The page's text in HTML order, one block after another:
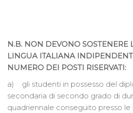
N.B. NON DEVONO SOSTENERE
LINGUA ITALIANA
NUMERO DEI POSTI RISERVATI:
a) gli studenti in possesso del
secondaria di secondo grado di
quadriennale conseguito presso